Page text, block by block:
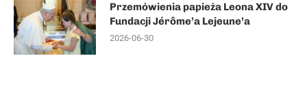
Przemówienia papieża Leona XIV do
Fundacji Jérôme’a Lejeune’a
2026-06-30